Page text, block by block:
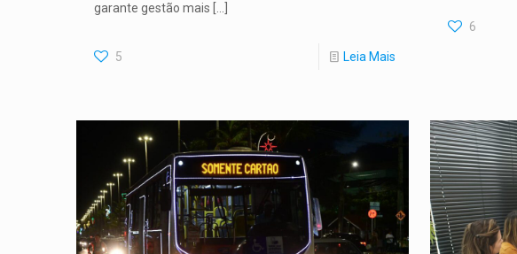
garante gestão mais
5 Leia Mais
6